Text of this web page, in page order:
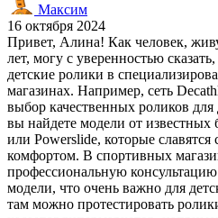
Максим
16 октября 2024
Привет, Алина! Как человек,
лет, могу с уверенностью
детские ролики в
магазинах. Например, сеть
выбор качественных роликов для
вы найдете модели от известных
или Powerslide, которые
комфортом. В спортивных
профессиональную
модели, что очень важно для
там можно протестировать